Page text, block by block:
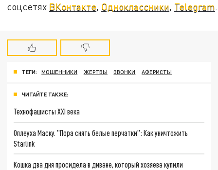
соцсетях ВКонтакте Одноклассники Telegram
ТЕГИ: МОШЕННИКИ ЖЕРТВЫ ЗВОНКИ АФЕРИСТЫ
ЧИТАЙТЕ ТАКЖЕ:
Технофашисты XXI века
Оплеуха Маску. "Пора снять белые перчатки": Как уничтожить
Starlink
Кошка два дня просидела в диване, который хозяева купили